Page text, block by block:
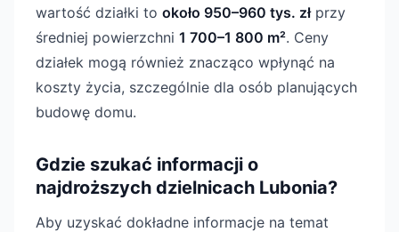
wartość działki to około 950–960 tys. złprzy
średniej powierzchni 1 700–1 800 m². Ceny
działek mogą również znacząco wpłynąć na
koszty życia, szczególnie dla osób planujących
budowę domu.
Gdzie szukać informacji o
najdroższych dzielnicach Lubonia?
Aby uzyskać dokładne informacje na temat